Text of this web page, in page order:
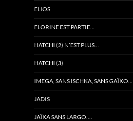
ELIOS
FLORINE EST PARTIE…
HATCHI (2) N’EST PLUS…
HATCHI (3)
IMEGA, SANS ISCHKA, SANS GAÏKO…
JADIS
JAÏKA SANS LARGO….